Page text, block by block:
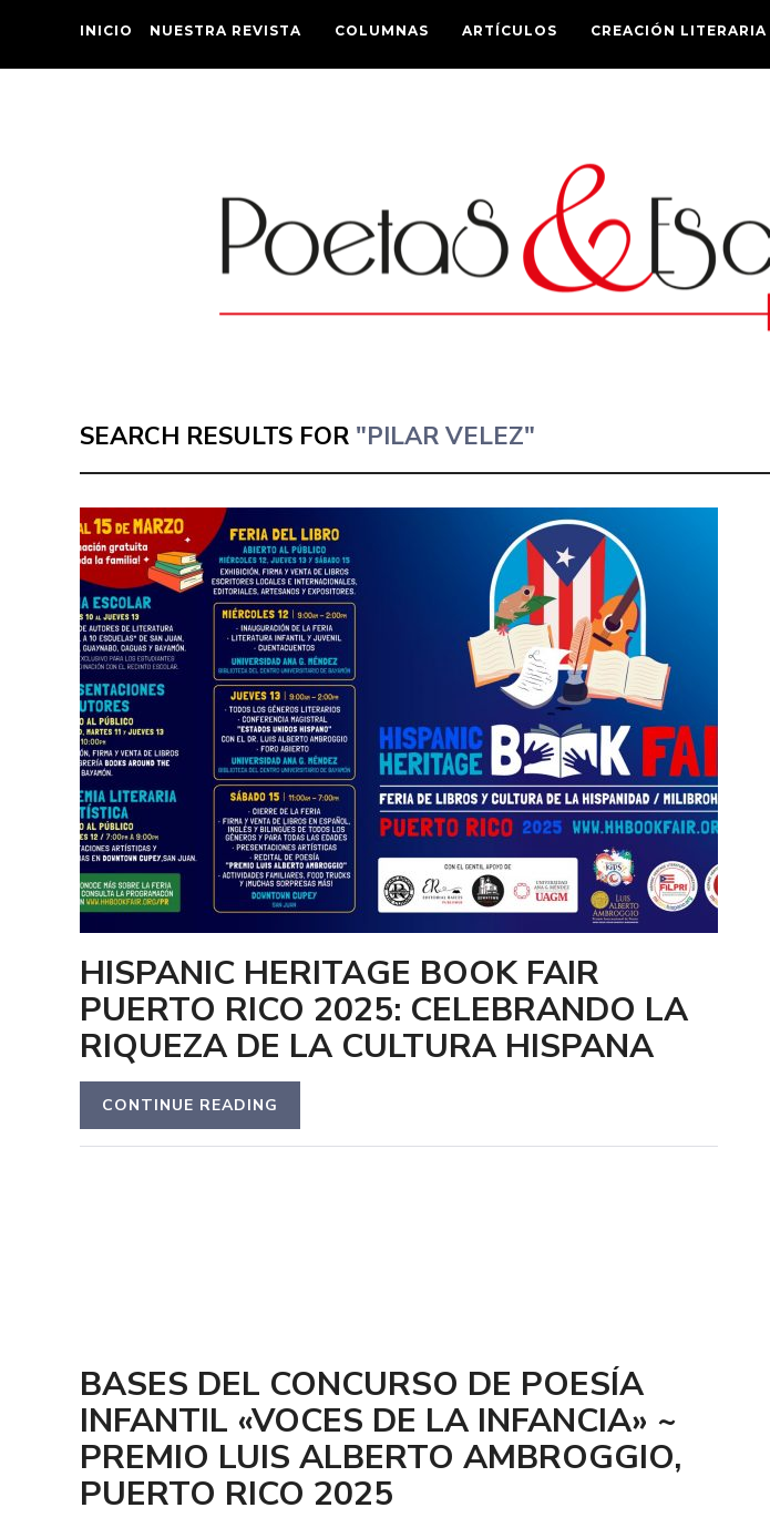
INICIO NUESTRA REVISTA COLUMNAS ARTÍCULOS CREACIÓN LITERARIA
SEARCH RESULTS FOR "PILAR VELEZ"
HISPANIC HERITAGE BOOK FAIR
PUERTO RICO 2025: CELEBRANDO LA
RIQUEZA DE LA CULTURA HISPANA
CONTINUE READING
BASES DEL CONCURSO DE POESÍA
INFANTIL «VOCES DE LA INFANCIA» ~
PREMIO LUIS ALBERTO AMBROGGIO,
PUERTO RICO 2025